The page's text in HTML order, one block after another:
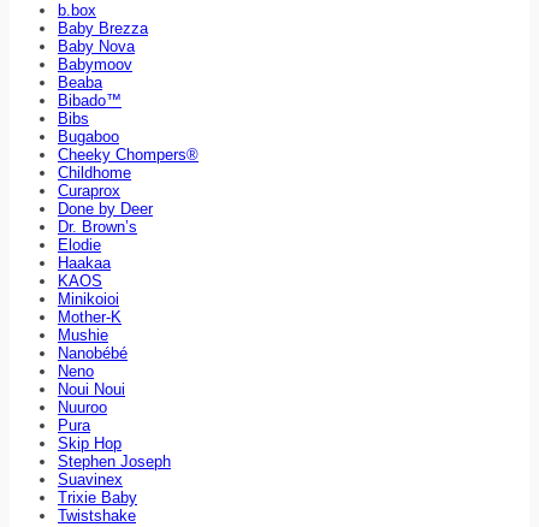
b.box
Baby Brezza
Baby Nova
Babymoov
Beaba
Bibado™
Bibs
Bugaboo
Cheeky Chompers®
Childhome
Curaprox
Done by Deer
Dr. Brown’s
Elodie
Haakaa
KAOS
Minikoioi
Mother-K
Mushie
Nanobébé
Neno
Noui Noui
Nuuroo
Pura
Skip Hop
Stephen Joseph
Suavinex
Trixie Baby
Twistshake